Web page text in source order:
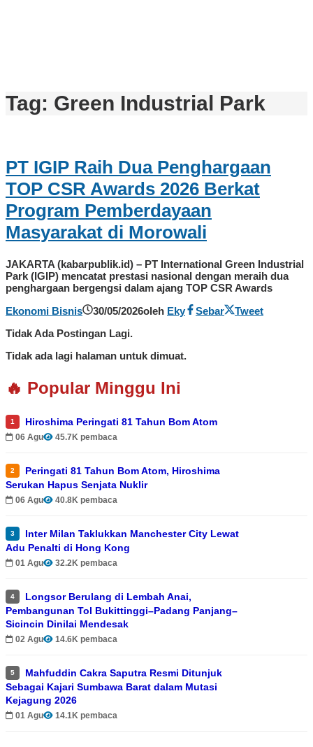
Tag: Green Industrial Park
PT IGIP Raih Dua Penghargaan
TOP CSR Awards 2026 Berkat
Program Pemberdayaan
Masyarakat di Morowali
JAKARTA (kabarpublik.id) – PT International Green Industrial
Park (IGIP) mencatat prestasi nasional dengan meraih dua
penghargaan bergengsi dalam ajang TOP CSR Awards
Ekonomi Bisnis
30/05/2026oleh Eky Sebar
Tweet
Tidak Ada Postingan Lagi.
Tidak ada lagi halaman untuk dimuat.
🔥 Popular Minggu Ini
1 Hiroshima Peringati 81 Tahun Bom Atom
06 Agu 45.7K pembaca
2
Peringati 81 Tahun Bom Atom, Hiroshima
Serukan Hapus Senjata Nuklir
06 Agu 40.8K pembaca
3
Inter Milan Taklukkan Manchester City Lewat
Adu Penalti di Hong Kong
01 Agu 32.2K pembaca
4
Longsor Berulang di Lembah Anai,
Pembangunan Tol Bukittinggi–Padang Panjang–
Sicincin Dinilai Mendesak
02 Agu 14.6K pembaca
5
Mahfuddin Cakra Saputra Resmi Ditunjuk
Sebagai Kajari Sumbawa Barat dalam Mutasi
Kejagung 2026
01 Agu 14.1K pembaca